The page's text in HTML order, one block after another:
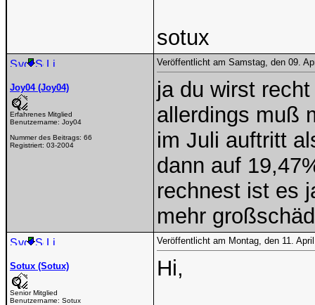
sotux
Joy04 (Joy04)
Erfahrenes Mitglied
Benutzername: Joy04
Nummer des Beitrags: 66
Registriert: 03-2004
Veröffentlicht am Samstag, den 09.
ja du wirst
allerdings muß
im Juli auftritt
dann auf
rechnest ist es
mehr
Sotux (Sotux)
Senior Mitglied
Benutzername: Sotux
Veröffentlicht am Montag, den 11.
Hi,